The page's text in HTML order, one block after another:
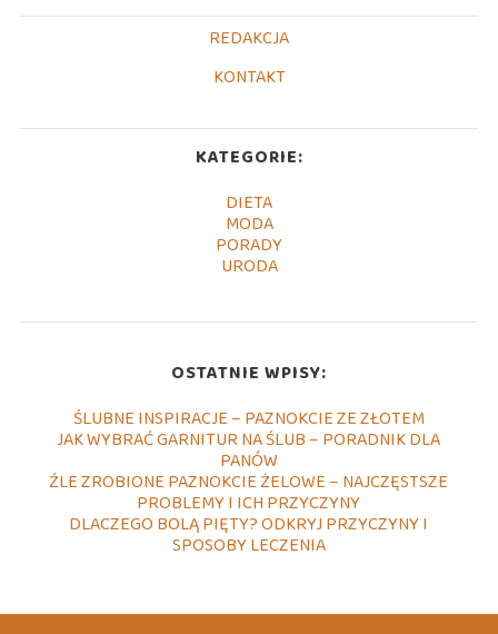
REDAKCJA
KONTAKT
KATEGORIE:
DIETA
MODA
PORADY
URODA
OSTATNIE WPISY:
ŚLUBNE INSPIRACJE – PAZNOKCIE ZE ZŁOTEM
JAK WYBRAĆ GARNITUR NA ŚLUB – PORADNIK DLA
PANÓW
ŹLE ZROBIONE PAZNOKCIE ŻELOWE – NAJCZĘSTSZE
PROBLEMY I ICH PRZYCZYNY
DLACZEGO BOLĄ PIĘTY? ODKRYJ PRZYCZYNY I
SPOSOBY LECZENIA